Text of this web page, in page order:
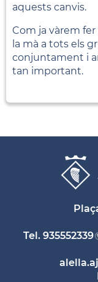
aquests canvis.
Com ja vàrem
la mà a tots els
conjuntament i
tan important.
Tel. 935552339